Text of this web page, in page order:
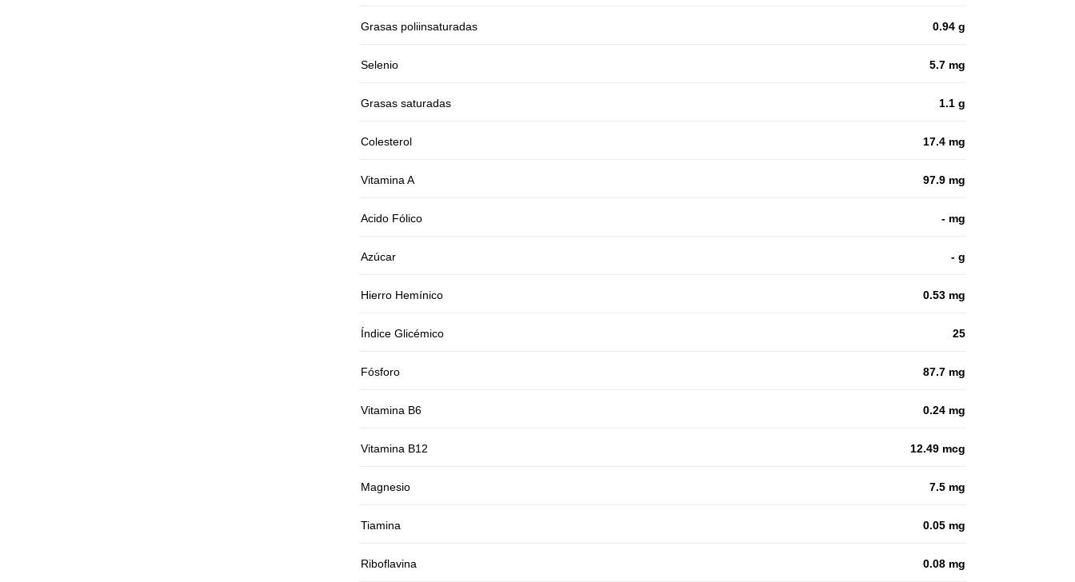
Grasas poliinsaturadas 0.94 g
Selenio 5.7 mg
Grasas saturadas 1.1 g
Colesterol 17.4 mg
Vitamina A 97.9 mg
Acido Fólico - mg
Azúcar - g
Hierro Hemínico 0.53 mg
Índice Glicémico 25
Fósforo 87.7 mg
Vitamina B6 0.24 mg
Vitamina B12 12.49 mcg
Magnesio 7.5 mg
Tiamina 0.05 mg
Riboflavina 0.08 mg